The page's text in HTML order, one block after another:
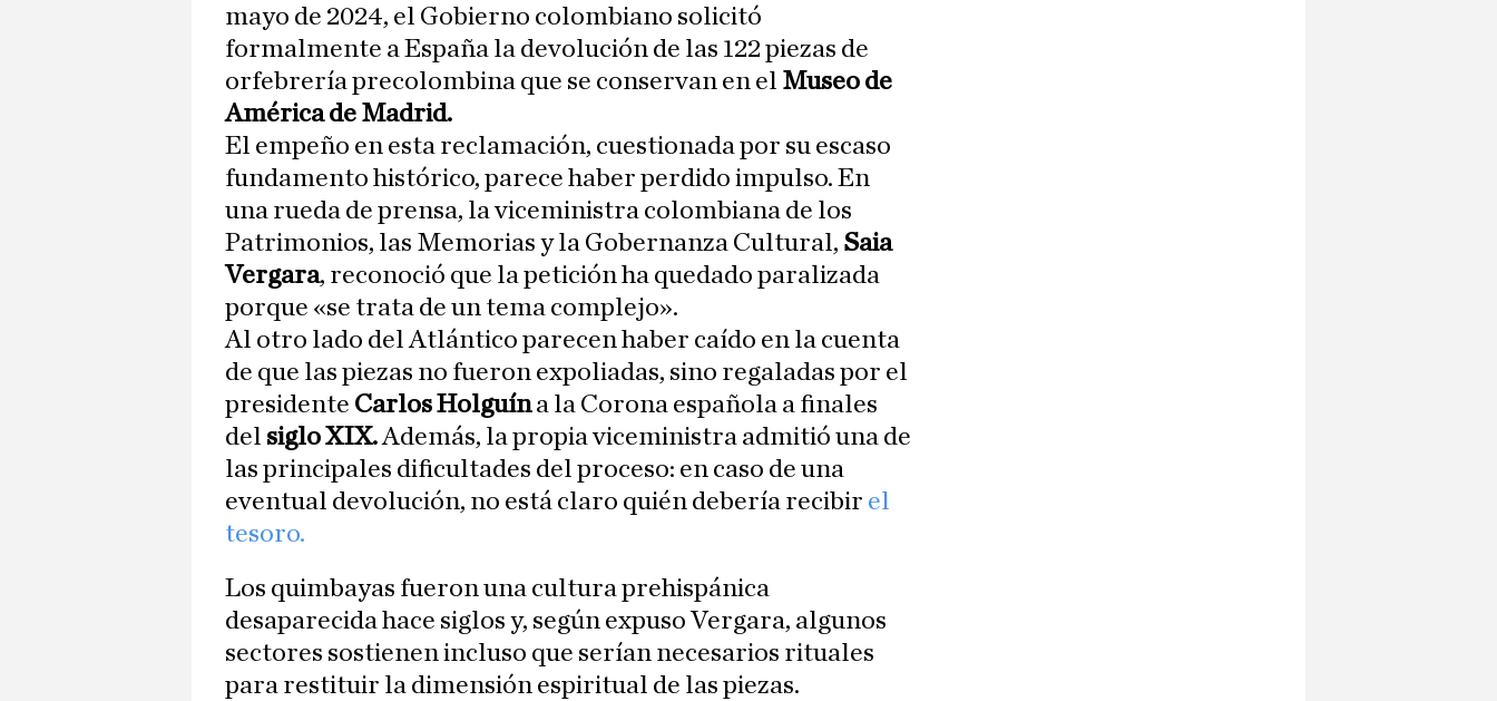
mayo de 2024, el Gobierno colombiano solicitó
formalmente a España la devolución de las 122 piezas de
orfebrería precolombina que se conservan en el Museo de
América de Madrid.
El empeño en esta reclamación, cuestionada por su escaso
fundamento histórico, parece haber perdido impulso. En
una rueda de prensa, la viceministra colombiana de los
Patrimonios, las Memorias y la Gobernanza Cultural, Saia
Vergara, reconoció que la petición ha quedado paralizada
porque «se trata de un tema complejo».
Al otro lado del Atlántico parecen haber caído en la cuenta
de que las piezas no fueron expoliadas, sino regaladas por el
presidente Carlos Holguína la Corona española a finales
del siglo XIX.Además, la propia viceministra admitió una de
las principales dificultades del proceso: en caso de una
eventual devolución, no está claro quién debería recibir el
tesoro.
Los quimbayas fueron una cultura prehispánica
desaparecida hace siglos y, según expuso Vergara, algunos
sectores sostienen incluso que serían necesarios rituales
para restituir la dimensión espiritual de las piezas.